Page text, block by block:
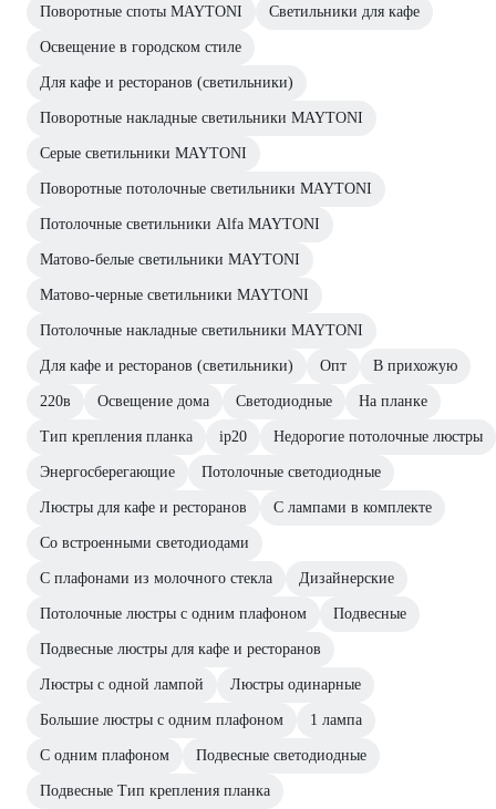
Поворотные споты MAYTONI Светильники для кафе
Освещение в городском стиле
Для кафе и ресторанов (светильники)
Поворотные накладные светильники MAYTONI
Серые светильники MAYTONI
Поворотные потолочные светильники MAYTONI
Потолочные светильники Alfa MAYTONI
Матово-белые светильники MAYTONI
Матово-черные светильники MAYTONI
Потолочные накладные светильники MAYTONI
Для кафе и ресторанов (светильники) Опт В прихожую
220в Освещение дома Светодиодные На планке
Тип крепления планка ip20 Недорогие потолочные люстры
Энергосберегающие Потолочные светодиодные
Люстры для кафе и ресторанов С лампами в комплекте
Со встроенными светодиодами
С плафонами из молочного стекла Дизайнерские
Потолочные люстры с одним плафоном Подвесные
Подвесные люстры для кафе и ресторанов
Люстры с одной лампой Люстры одинарные
Большие люстры с одним плафоном 1 лампа
С одним плафоном Подвесные светодиодные
Подвесные Тип крепления планка